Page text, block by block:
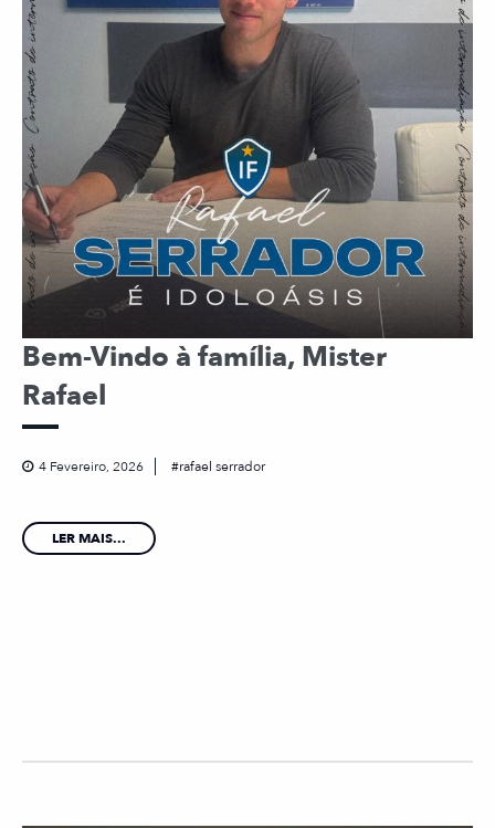
Bem-Vindo à família, Mister
Rafael
4 Fevereiro, 2026 rafael serrador
LER MAIS...